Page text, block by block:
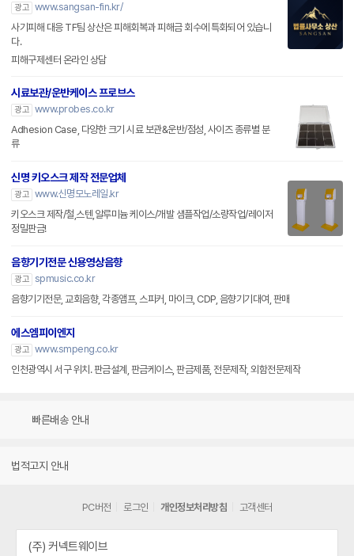
광고 www.sangsan-fin.kr/
사기피해 대응 TF팀 상산은 피해회복과 피해금 회수에 특화되어 있습니
다.
피해구제센터 온라인 상담
시료보관/운반케이스 프로브스
광고 www.probes.co.kr
Adhesion Case, 다양한 크기 시료 보관&운반/점성, 사이즈 종류별 분
류
신명 키오스크 제작 전문업체
광고 www.신명모노레일.kr
키오스크 제작/철,스텐,알루미늄 케이스/개발 샘플작업/소량작업/레이저
정밀판금!
음향기기전문 신용영상음향
광고 spmusic.co.kr
음향기기전문, 교회음향, 각종앰프, 스피커, 마이크, CDP, 음향기기대여, 판매
에스엠피이엔지
광고 www.smpeng.co.kr
인천광역시 서구 위치. 판금설계, 판금케이스, 판금제품, 전문제작, 외함전문제작
빠른배송 안내
법적고지 안내
PC버전 로그인 개인정보처리방침 고객센터
(주) 커넥트웨이브